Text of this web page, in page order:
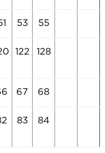
53 55
122 128
67 68
83 84